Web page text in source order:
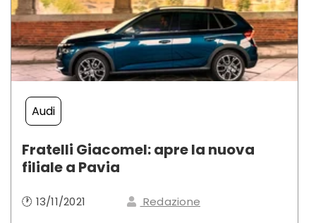
Audi
Fratelli Giacomel: apre la nuova
filiale a Pavia
🕐 13/11/2021
Redazione